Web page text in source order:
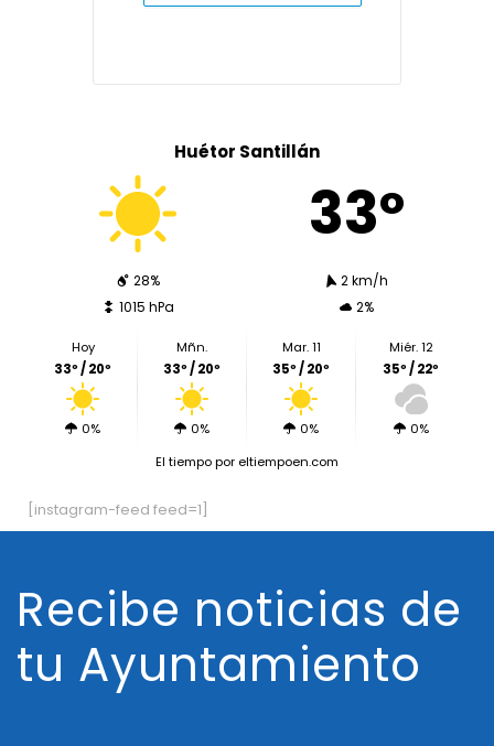
Huétor Santillán
33º
28%
2 km/h
1015 hPa
2%
Hoy
33º / 20º
0%
Mñn.
33º / 20º
0%
Mar. 11
35º / 20º
0%
Miér. 12
35º / 22º
0%
El tiempopor eltiempoen.com
[instagram-feed feed=1]
Recibe noticias de
tu Ayuntamiento